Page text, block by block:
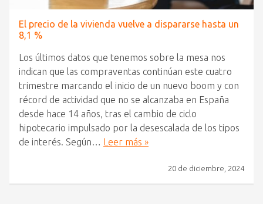
El precio de la vivienda vuelve a dispararse hasta un
8,1 %
Los últimos datos que tenemos sobre la mesa nos
indican que las compraventas continúan este cuatro
trimestre marcando el inicio de un nuevo boom y con
récord de actividad que no se alcanzaba en España
desde hace 14 años, tras el cambio de ciclo
hipotecario impulsado por la desescalada de los tipos
de interés. Según… Leer más »
20 de diciembre, 2024